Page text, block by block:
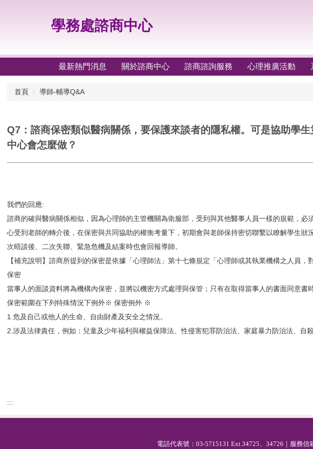
容
學務處諮商中心
最新熱門消息 關於諮商中心 諮商諮詢服務 心理推廣活動
首頁 導師-輔導Q&A
Q7：諮商保密類似醫病關係，要保護來談者的隱私權。可是協助學
中心會怎麼做？
我們的回應:
諮商的確與醫病關係相似，因為心理師的主管機關為衛服部，受到與其他醫事人員一樣的規範，
心受到老師的轉介後，在保密與共同協助的權衡考量下，初期會與老師保持密切聯繫以瞭解學生
次晤談後、二次失聯、緊急危機及結案時也會回報導師。
【補充說明】諮商所提到的保密是依據「心理師法」第十七條規定「心理師或其執業機構之人員
保密
當事人的面談資料將為機構內保密，並將以機密方式處理與保管；只有在取得當事人的書面同意
保密範圍在下列特殊情況下例外※ 保密例外 ※
1.危及自己或他人的生命、自由財產及安全之情況。
2.涉及法律責任，例如：兒童及少年福利與權益保障法、性侵害犯罪防治法、家庭暴力防治法、自
:::
電話代表號：03-5715131 Ext.34725、34726｜服務